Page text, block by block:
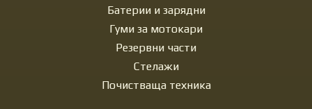
Батерии и зарядни
Гуми за мотокари
Резервни части
Стелажи
Почистваща техника